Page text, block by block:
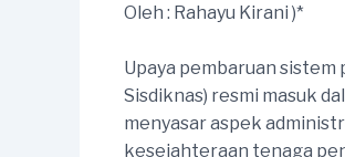
Oleh : Rahayu Kirani )*
Upaya pembaruan sistem
Sisdiknas) resmi masuk
menyasar aspek
kesejahteraan tenaga